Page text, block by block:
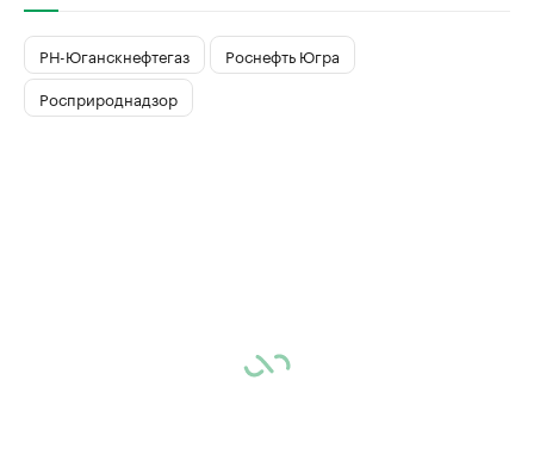
РН-Юганскнефтегаз
Роснефть Югра
Росприроднадзор